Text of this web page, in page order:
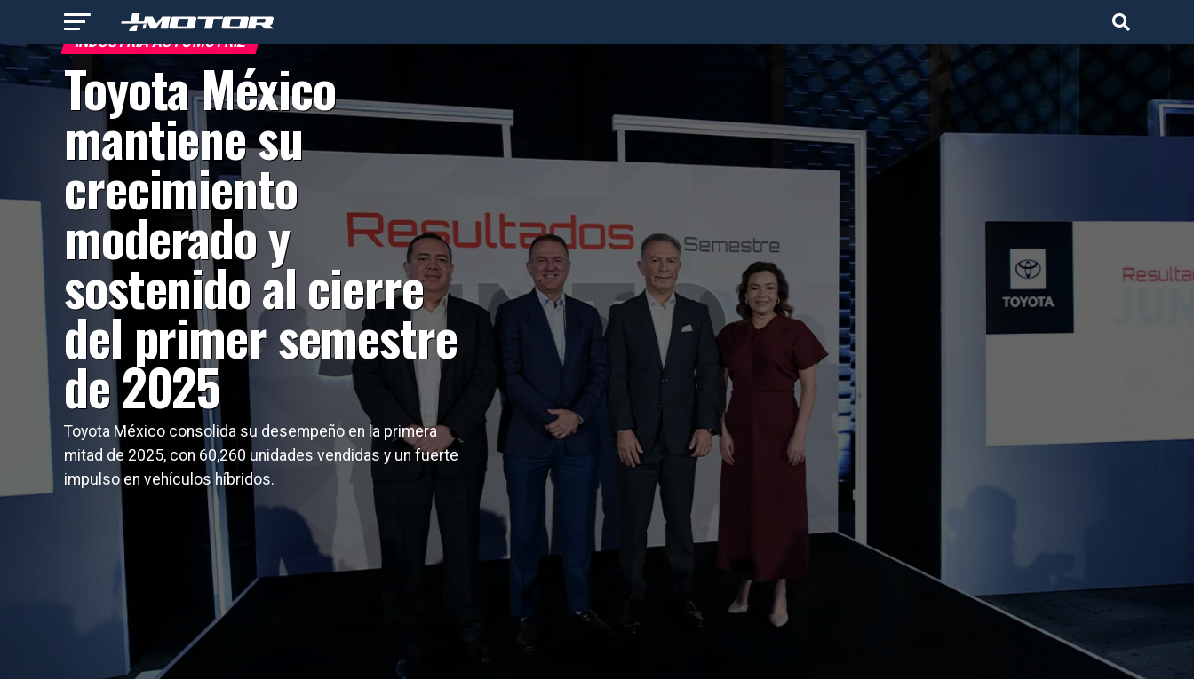
INDUSTRIA AUTOMOTRIZ
Toyota México
mantiene su
crecimiento
moderado y
sostenido al cierre
del primer semestre
de 2025
Toyota México consolida su desempeño en la primera
mitad de 2025, con 60,260 unidades vendidas y un fuerte
impulso en vehículos híbridos.